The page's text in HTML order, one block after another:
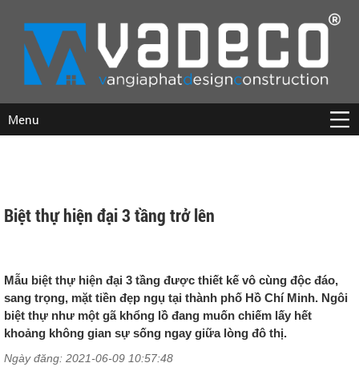
Menu
Biệt thự hiện đại 3 tầng trở lên
Mẫu biệt thự hiện đại 3 tầng được thiết kế vô cùng độc đáo,
sang trọng, mặt tiền đẹp ngụ tại thành phố Hồ Chí Minh. Ngôi
biệt thự như một gã khổng lồ đang muốn chiếm lấy hết
khoảng không gian sự sống ngay giữa lòng đô thị.
Ngày đăng: 2021-06-09 10:57:48